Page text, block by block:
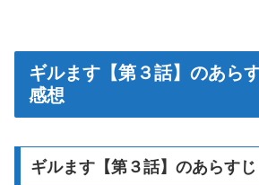
ギルます【第３話】のあら
感想
ギルます【第３話】のあらすじ